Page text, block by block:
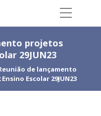
projetos
29JUN23
de lançamento
Escolar 29JUN23